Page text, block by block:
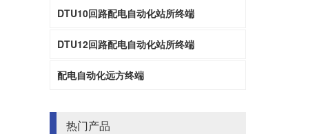
DTU10回路配电自动化站所终端
DTU12回路配电自动化站所终端
配电自动化远方终端
热门产品